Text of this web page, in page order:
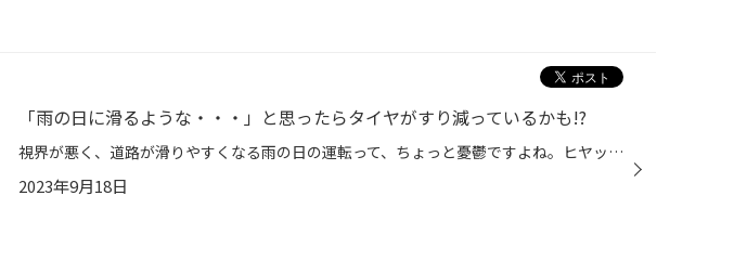
「雨の日に滑るような・・・」と思ったらタイヤがすり減っているかも!?
視界が悪く、道路が滑りやすくなる雨の日の運転って、ちょっと憂鬱ですよね。ヒヤッとされた経験をお持ちの方も多いでしょうし、より一層注意しながら走ると疲れ方も違うと思います。 そんな雨の日もより快適にクルマで移動したいなら、やはりタイヤのコンディションが重要です。タイヤがすり減り、...
2023年9月18日